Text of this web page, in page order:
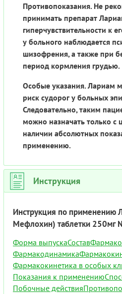
Противопоказания. Не
принимать препарат
гиперчувствительности к
у больного наблюдается
шизофрения, а также при
период кормления грудью.
Особые указания. Лариам
риск судорог у больных
Следовательно, таким
можно назначать только с
наличии абсолютных
применению.
Инструкция
Инструкция по применению
Мефлохин) таблетки 250мг
Форма выпускаСостав
Фармакодинамика
Фармакокинетика в особых
Показания к применению
Побочные действия